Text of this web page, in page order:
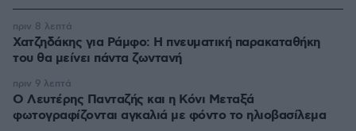
Χατζηδάκης για Ράμφο: Η πνευματική παρακαταθήκη
του θα μείνει πάντα ζωντανή
πριν 8 λεπτά
Ο Λευτέρης Πανταζής και η Κόνι Μεταξά
φωτογραφίζονται αγκαλιά με φόντο το ηλιοβασίλεμα
πριν 9 λεπτά